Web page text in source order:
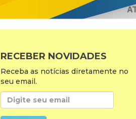
RECEBER NOVIDADES
Receba as notícias diretamente no
seu email.